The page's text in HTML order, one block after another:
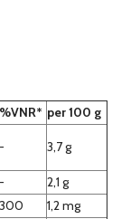
%VNR* per 100 g
- 3,7 g
-
2,1 g
300
1,2 mg